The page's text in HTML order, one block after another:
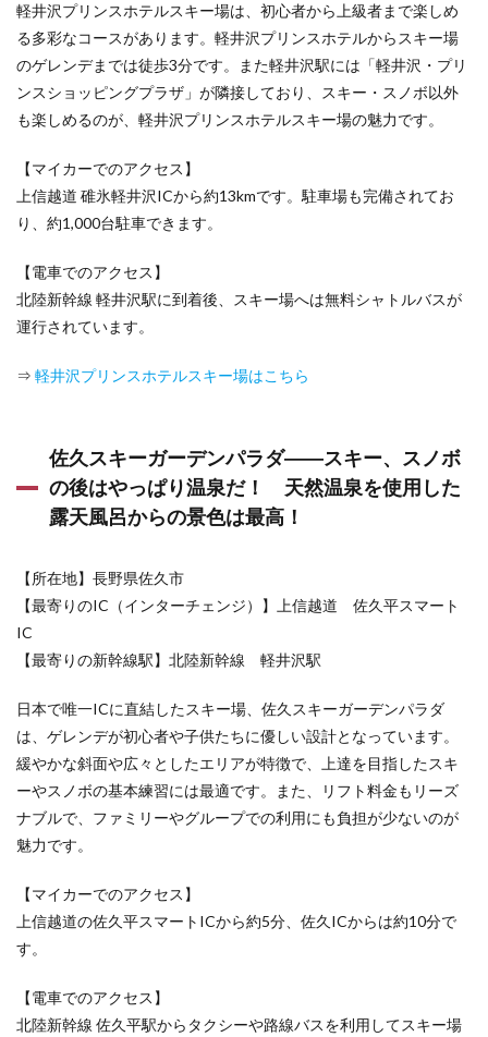
爽快
な自
中で
ゆっ
たり
と滑
い
7
埼玉
おす
日帰
りス
場
――池
袋から
40
分！
る、都
心から
近い屋
ー場
日帰り
スキー
に行く
とした
ら交通
手段
車派そ
電車
派？
――そ
れぞれ
ット・
デメリ
ットを
軽井沢プリンスホテルスキー場は、初心者から上級者まで楽しめ
る多彩なコースがあります。軽井沢プリンスホテルからスキー場
のゲレンデまでは徒歩3分です。また軽井沢駅には「軽井沢・プリ
ンスショッピングプラザ」が隣接しており、スキー・スノボ以外
も楽しめるのが、軽井沢プリンスホテルスキー場の魅力です。
【マイカーでのアクセス】
上信越道 碓氷軽井沢ICから約13kmです。駐車場も完備されてお
り、約1,000台駐車できます。
【電車でのアクセス】
北陸新幹線 軽井沢駅に到着後、スキー場へは無料シャトルバスが
運行されています。
⇒ 軽井沢プリンスホテルスキー場はこちら
佐久スキーガーデンパラダ――スキー、スノボ
の後はやっぱり温泉だ！ 天然温泉を使用した
露天風呂からの景色は最高！
【所在地】長野県佐久市
【最寄りのIC（インターチェンジ）】上信越道 佐久平スマート
IC
【最寄りの新幹線駅】北陸新幹線 軽井沢駅
日本で唯一ICに直結したスキー場、佐久スキーガーデンパラダ
は、ゲレンデが初心者や子供たちに優しい設計となっています。
緩やかな斜面や広々としたエリアが特徴で、上達を目指したスキ
ーやスノボの基本練習には最適です。また、リフト料金もリーズ
ナブルで、ファミリーやグループでの利用にも負担が少ないのが
魅力です。
【マイカーでのアクセス】
上信越道の佐久平スマートICから約5分、佐久ICからは約10分で
す。
【電車でのアクセス】
北陸新幹線 佐久平駅からタクシーや路線バスを利用してスキー場